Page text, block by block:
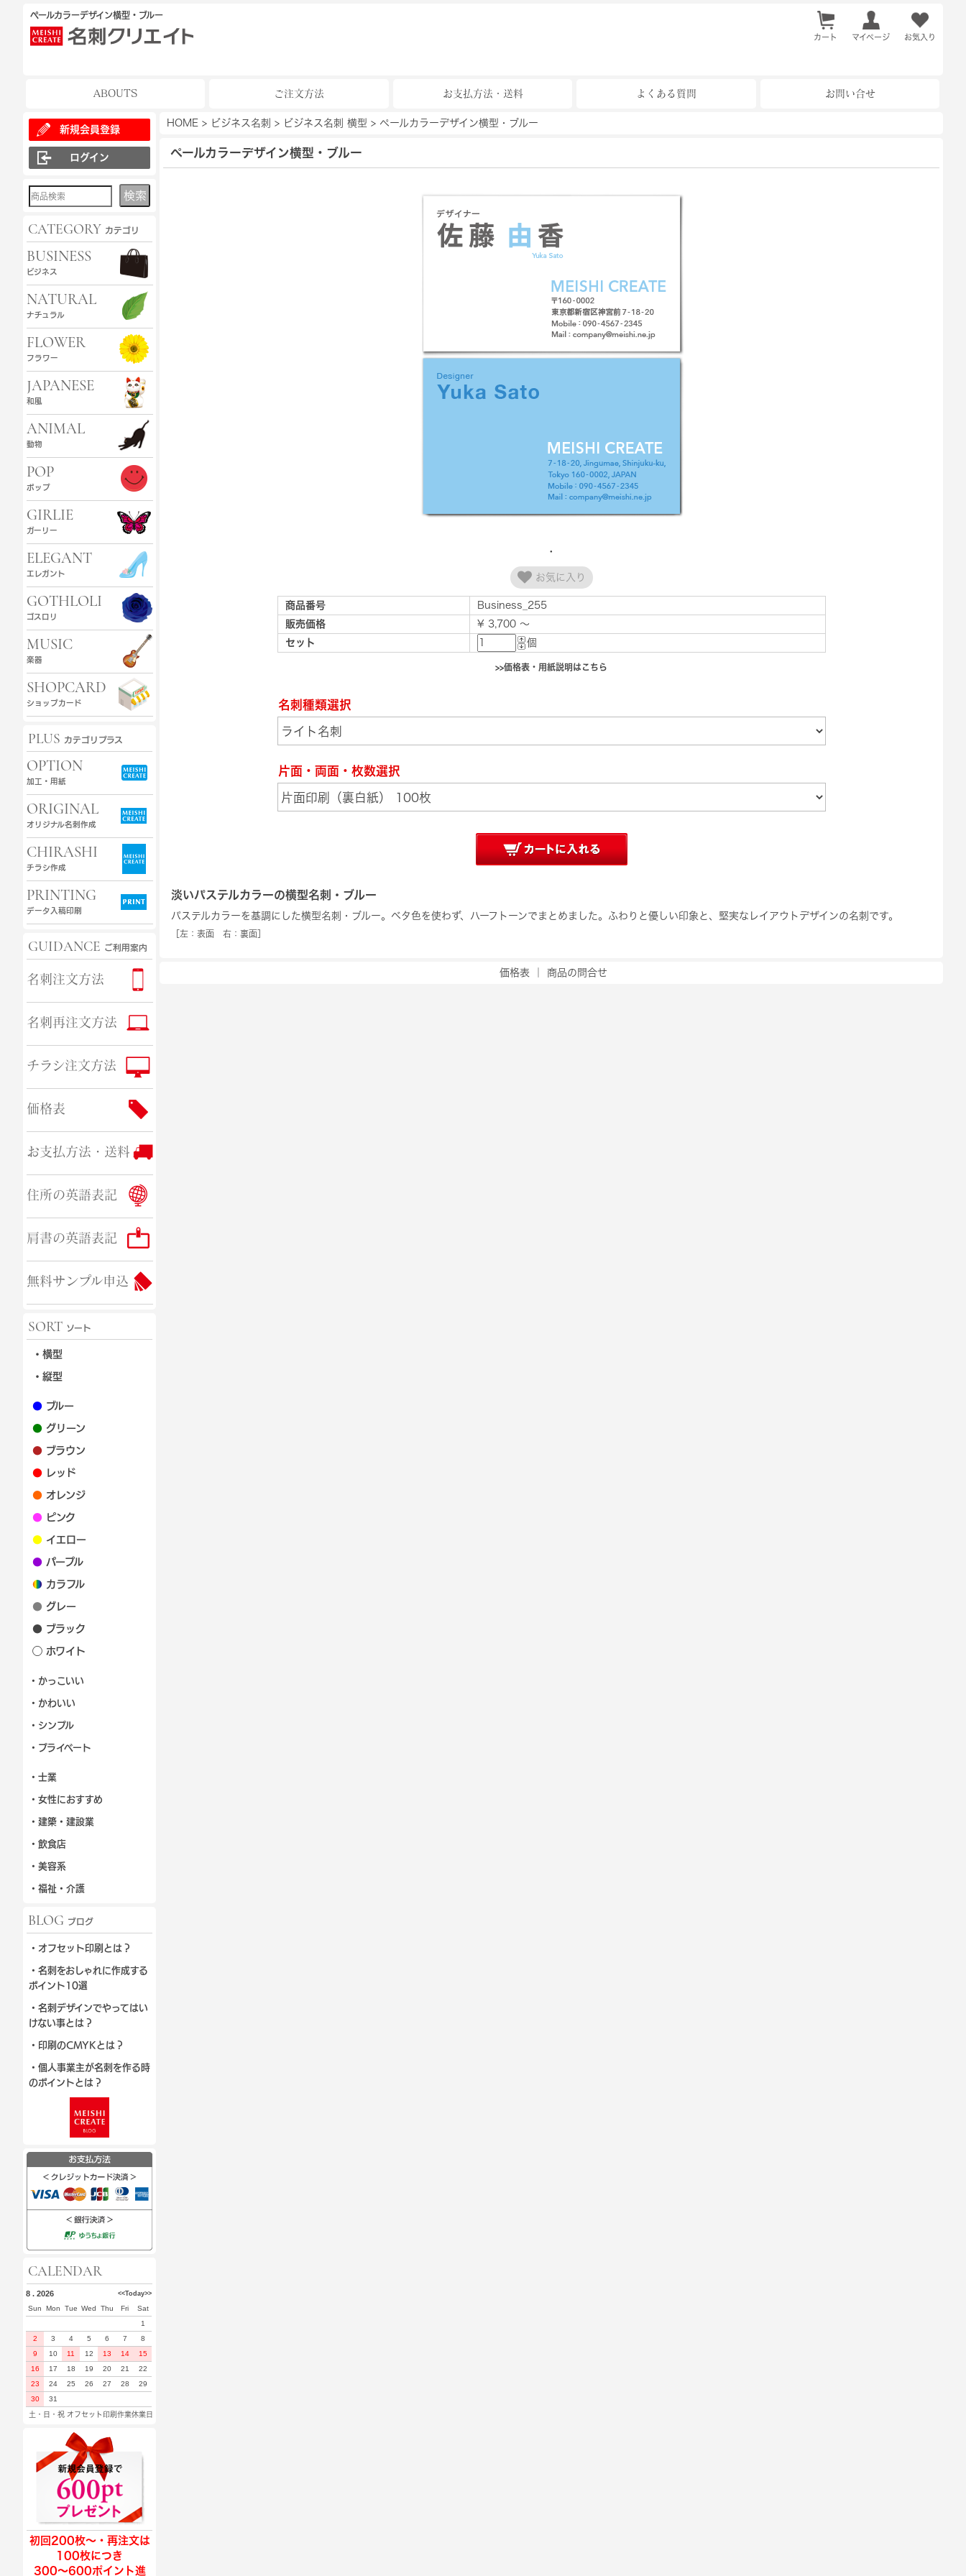
お気入り
マイページ
カート
ペールカラーデザイン横型・ブルー
ABOUTS ご注文方法 お支払方法・送料 よくある質問 お問い合せ
新規会員登録
ログイン
検索
CATEGORY カテゴリ
BUSINESS
ビジネス
NATURAL
ナチュラル
FLOWER
フラワー
JAPANESE
和風
ANIMAL
動物
POP
ポップ
GIRLIE
ガーリー
ELEGANT
エレガント
GOTHLOLI
ゴスロリ
MUSIC
楽器
SHOPCARD
ショップカード
PLUS カテゴリプラス
OPTION
加工・用紙
ORIGINAL
オリジナル名刺作成
CHIRASHI
チラシ作成
PRINTING
データ入稿印刷
GUIDANCE ご利用案内
名刺注文方法
名刺再注文方法
チラシ注文方法
価格表
お支払方法・送料
住所の英語表記
肩書の英語表記
無料サンプル申込
SORT ソート
・横型
・縦型
● ブルー
● グリーン
● ブラウン
● レッド
● オレンジ
● ピンク
● イエロー
● パープル
● カラフル
● グレー
● ブラック
◯ ホワイト
・かっこいい
・かわいい
・シンプル
・プライベート
・士業
・女性におすすめ
・建築・建設業
・飲食店
・美容系
・福祉・介護
BLOG ブログ
・オフセット印刷とは？
・名刺をおしゃれに作成する
ポイント10選
・名刺デザインでやってはい
けない事とは？
・印刷のCMYKとは？
・個人事業主が名刺を作る時
のポイントとは？
CALENDAR
>>
Today
<<
8 . 2026
Sun Mon Tue Wed Thu Fri
Sat
1
2
3 4 5 6 7
8
9
10 11 12 13 14
15
16
17 18 19 20 21
22
23
24 25 26 27 28
29
30
31
土・日・祝 オフセット印刷作業休業日
初回200枚〜・再注文は
100枚につき
300〜600ポイント進
HOME > ビジネス名刺 > ビジネス名刺 横型 > ペールカラーデザイン横型・ブルー
ペールカラーデザイン横型・ブルー
お気に入り
商品番号
Business_255
販売価格
¥ 3,700 ～
セット
個
>>価格表・用紙説明はこちら
名刺種類選択
片面・両面・枚数選択
淡いパステルカラーの横型名刺・ブルー
パステルカラーを基調にした横型名刺・ブルー。ベタ色を使わず、ハーフトーンでまとめました。ふわりと優しい印象と、堅実なレイアウトデザインの名刺です。
［左：表面 右：裏面］
価格表 商品の問合せ